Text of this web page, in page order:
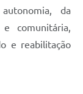
da
comunitária,
e reabilitação